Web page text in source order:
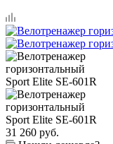
31 260 руб.